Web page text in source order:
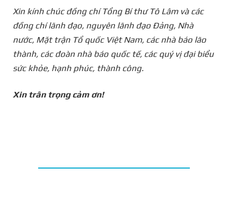
Xin kính chúc đồng chí Tổng Bí thư Tô Lâm và các
đồng chí lãnh đạo, nguyên lãnh đạo Đảng, Nhà
nước, Mặt trận Tổ quốc Việt Nam, các nhà báo lão
thành, các đoàn nhà báo quốc tế, các quý vị đại biểu
sức khỏe, hạnh phúc, thành công.
Xin trân trọng cảm ơn!